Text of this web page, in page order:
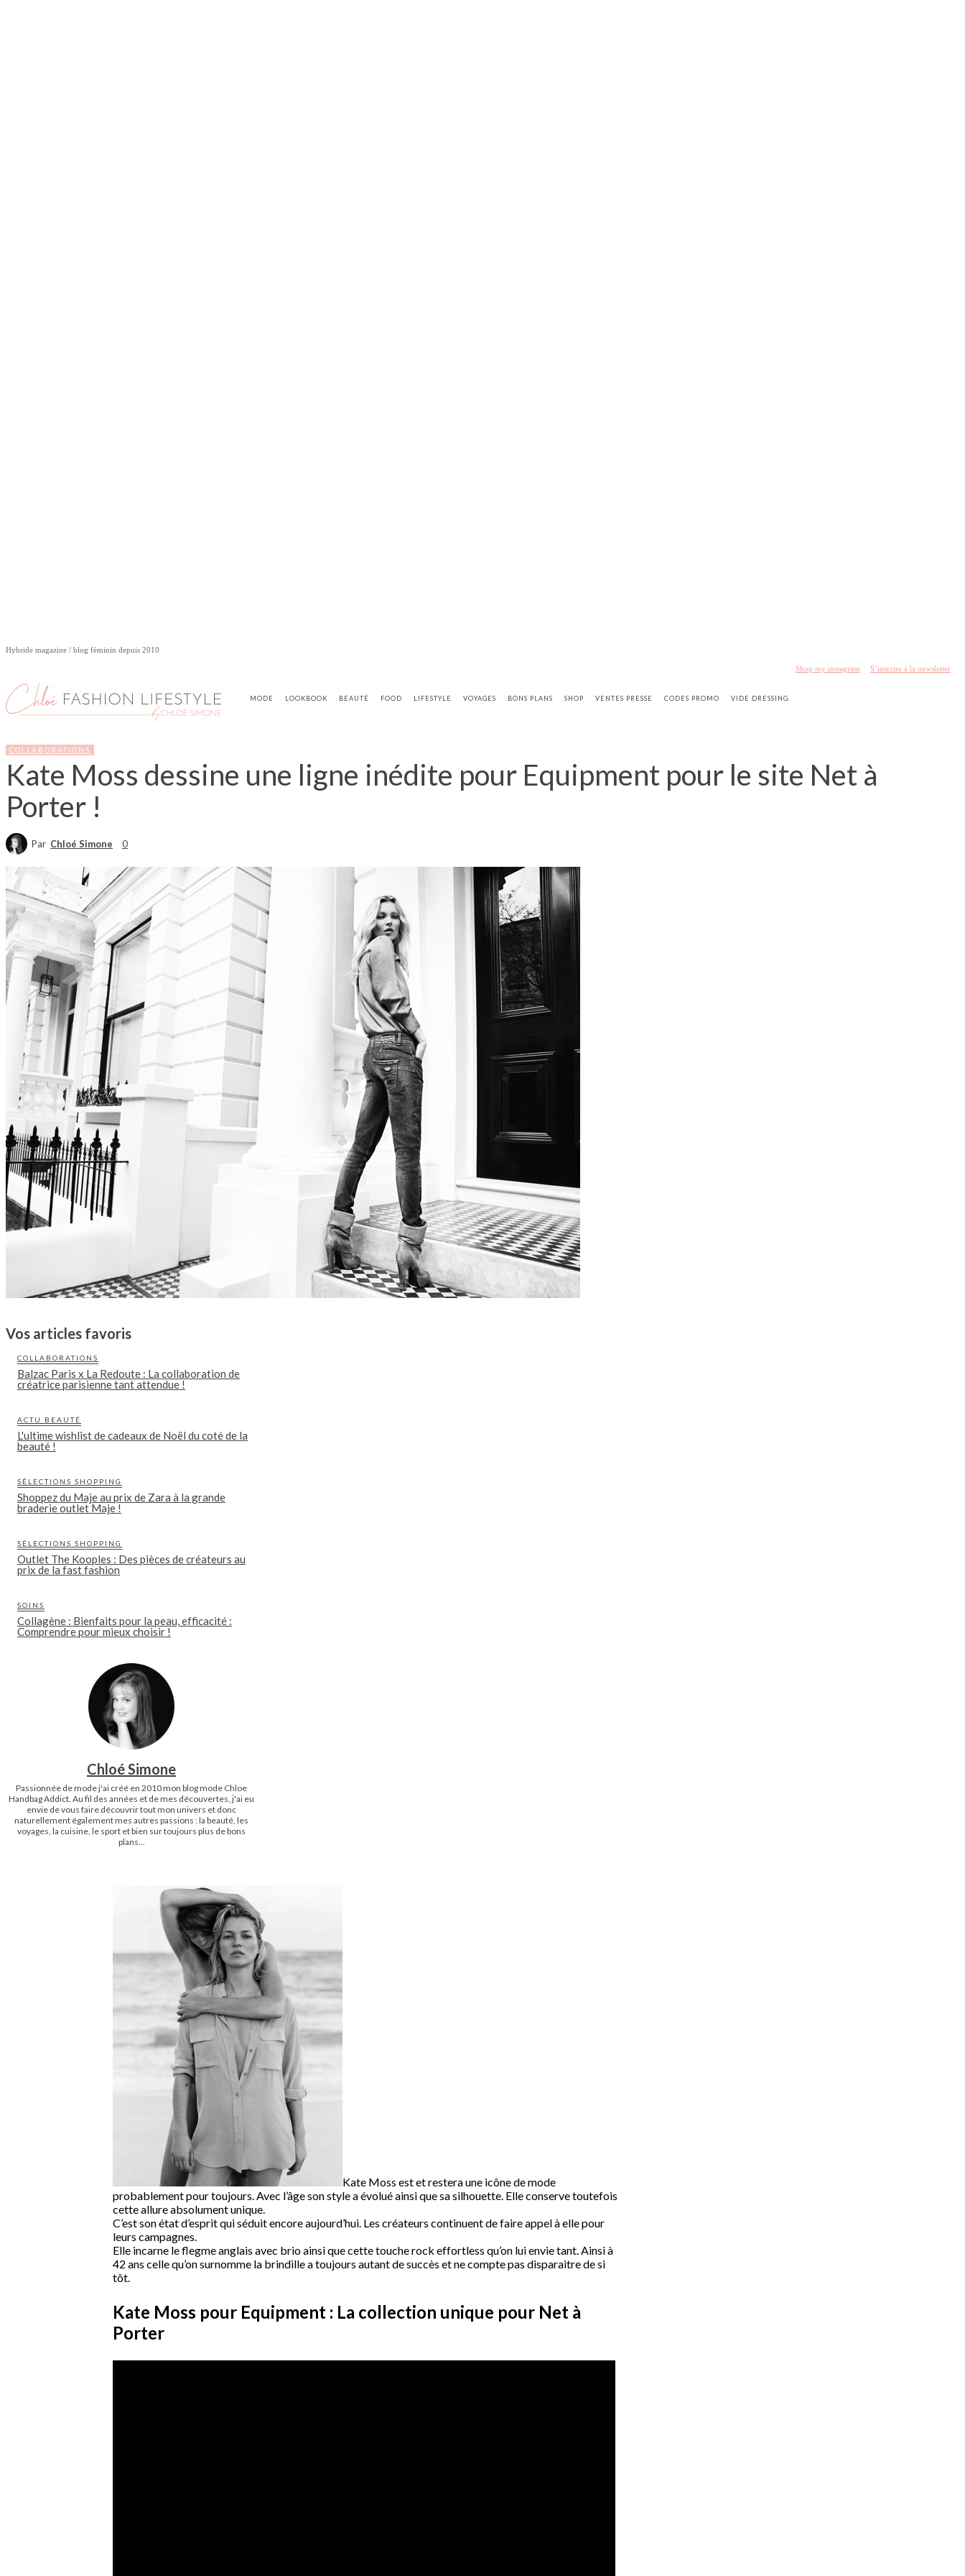
Hybride magazine / blog féminin depuis 2010
Shop my instagram S’inscrire à la newsletter
MODE LOOKBOOK BEAUTÉ FOOD LIFESTYLE VOYAGES BONS PLANS SHOP VENTES PRESSE CODES PROMO VIDE DRESSING
COLLABORATIONS
Kate Moss dessine une ligne inédite pour Equipment pour le site Net à
Porter !
Par Chloé Simone 0
Vos articles favoris
COLLABORATIONS
Balzac Paris x La Redoute : La collaboration de
créatrice parisienne tant attendue !
ACTU BEAUTÉ
L'ultime wishlist de cadeaux de Noël du coté de la
beauté !
SÉLECTIONS SHOPPING
Shoppez du Maje au prix de Zara à la grande
braderie outlet Maje !
SÉLECTIONS SHOPPING
Outlet The Kooples : Des pièces de créateurs au
prix de la fast fashion
SOINS
Collagène : Bienfaits pour la peau, efficacité :
Comprendre pour mieux choisir !
Chloé Simone
Passionnée de mode j'ai créé en 2010 mon blog mode Chloe
Handbag Addict. Au fil des années et de mes découvertes, j'ai eu
envie de vous faire découvrir tout mon univers et donc
naturellement également mes autres passions : la beauté, les
voyages, la cuisine, le sport et bien sur toujours plus de bons
plans...
Kate Moss est et restera une icône de mode
probablement pour toujours. Avec l’âge son style a évolué ainsi que sa silhouette. Elle conserve toutefois
cette allure absolument unique.
C’est son état d’esprit qui séduit encore aujourd’hui. Les créateurs continuent de faire appel à elle pour
leurs campagnes.
Elle incarne le flegme anglais avec brio ainsi que cette touche rock effortless qu’on lui envie tant. Ainsi à
42 ans celle qu’on surnomme la brindille a toujours autant de succès et ne compte pas disparaitre de si
tôt.
Kate Moss pour Equipment : La collection unique pour Net à
Porter